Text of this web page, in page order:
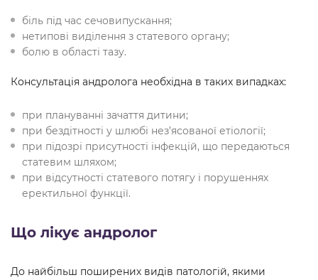
біль під час сечовипускання;
нетипові виділення з статевого органу;
болю в області тазу.
Консультація андролога необхідна в таких випадках:
при плануванні зачаття дитини;
при бездітності у шлюбі нез’ясованої етіології;
при підозрі присутності інфекцій, що передаються
статевим шляхом;
при відсутності статевого потягу і порушеннях
еректильної функції.
Що лікує андролог
До найбільш поширених видів патологій, якими